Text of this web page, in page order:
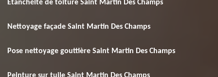
Etanchéité de toiture Saint Martin Des Champs
Nettoyage façade Saint Martin Des Champs
Pose nettoyage gouttière Saint Martin Des Champs